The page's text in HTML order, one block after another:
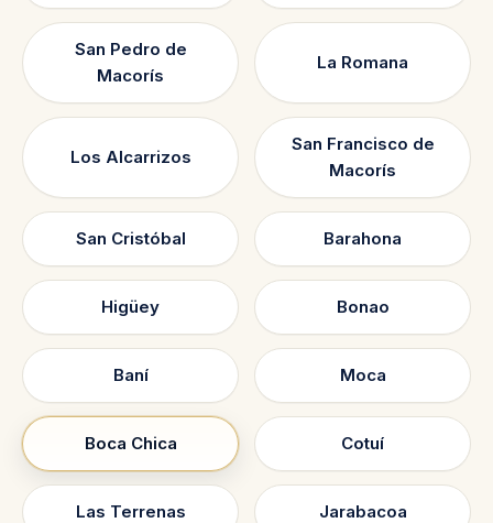
San Pedro de
Macorís
La Romana
Los Alcarrizos
San Francisco de
Macorís
San Cristóbal Barahona
Higüey Bonao
Baní Moca
Boca Chica Cotuí
Las Terrenas Jarabacoa